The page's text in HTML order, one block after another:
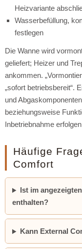
Heizvariante
Wasserbefüllung,
festlegen
Die Wanne wird
geliefert; Heizer und
ankommen.
„sofort betriebsbereit“.
und
beziehungsweise
Inbetriebnahme
Häufige
Comfort
Ist im
enthalten?
Kann External